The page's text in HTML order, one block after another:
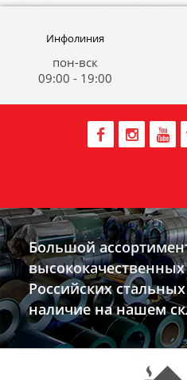
Инфолиния
пон-вск
09:00 - 19:00
Большой
Российских
наличие на нашем